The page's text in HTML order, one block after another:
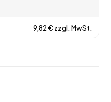
9,82€ zzgl. MwSt.